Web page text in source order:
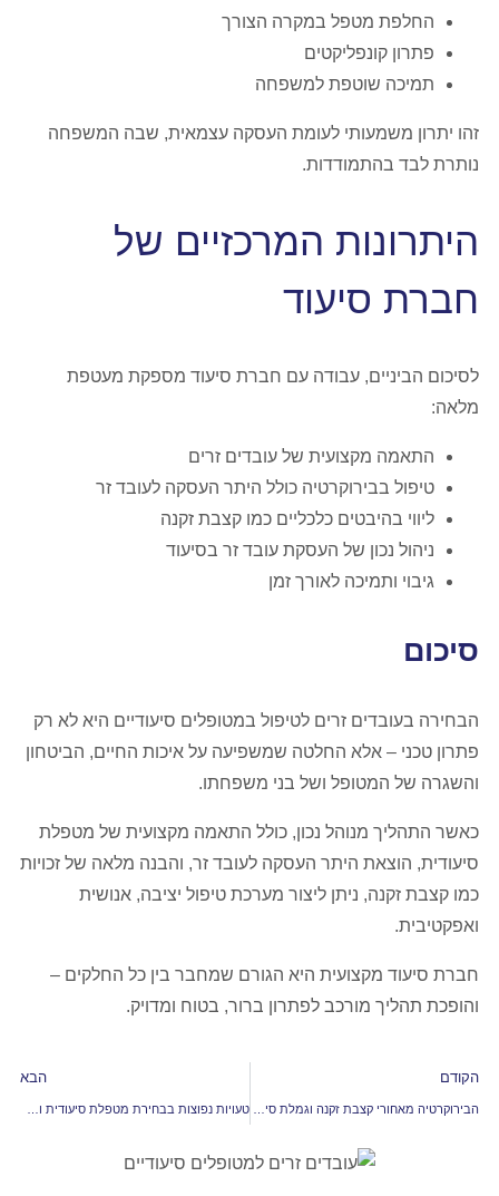
החלפת מטפל במקרה הצורך
פתרון קונפליקטים
תמיכה שוטפת למשפחה
זהו יתרון משמעותי לעומת העסקה עצמאית, שבה המשפחה
נותרת לבד בהתמודדות.
היתרונות המרכזיים של
חברת סיעוד
לסיכום הביניים, עבודה עם חברת סיעוד מספקת מעטפת
מלאה:
התאמה מקצועית של עובדים זרים
טיפול בבירוקרטיה כולל היתר העסקה לעובד זר
ליווי בהיבטים כלכליים כמו קצבת זקנה
ניהול נכון של העסקת עובד זר בסיעוד
גיבוי ותמיכה לאורך זמן
סיכום
הבחירה בעובדים זרים לטיפול במטופלים סיעודיים היא לא רק
פתרון טכני – אלא החלטה שמשפיעה על איכות החיים, הביטחון
והשגרה של המטופל ושל בני משפחתו.
כאשר התהליך מנוהל נכון, כולל התאמה מקצועית של מטפלת
סיעודית, הוצאת היתר העסקה לעובד זר, והבנה מלאה של זכויות
כמו קצבת זקנה, ניתן ליצור מערכת טיפול יציבה, אנושית
ואפקטיבית.
חברת סיעוד מקצועית היא הגורם שמחבר בין כל החלקים –
והופכת תהליך מורכב לפתרון ברור, בטוח ומדויק.
הקודם הבא